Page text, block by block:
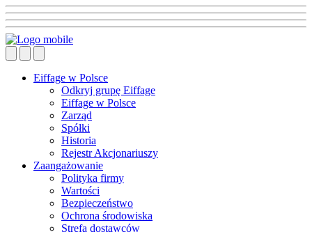
Eiffage w Polsce
Odkryj grupę Eiffage
Eiffage w Polsce
Zarząd
Spółki
Historia
Rejestr Akcjonariuszy
Zaangażowanie
Polityka firmy
Wartości
Bezpieczeństwo
Ochrona środowiska
Strefa dostawców